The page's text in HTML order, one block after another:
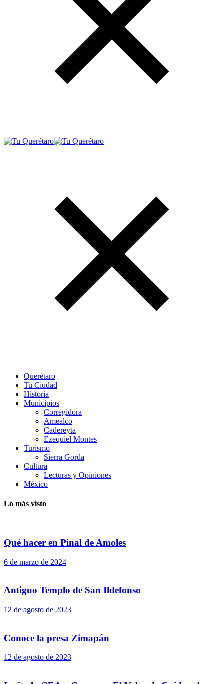
Querétaro
Tu Ciudad
Historia
Municipios
Corregidora
Amealco
Cadereyta
Ezequiel Montes
Turismo
Sierra Gorda
Cultura
Lecturas y Opiniones
México
Lo más visto
Qué hacer en Pinal de Amoles
6 de marzo de 2024
Antiguo Templo de San Ildefonso
12 de agosto de 2023
Conoce la presa Zimapán
12 de agosto de 2023